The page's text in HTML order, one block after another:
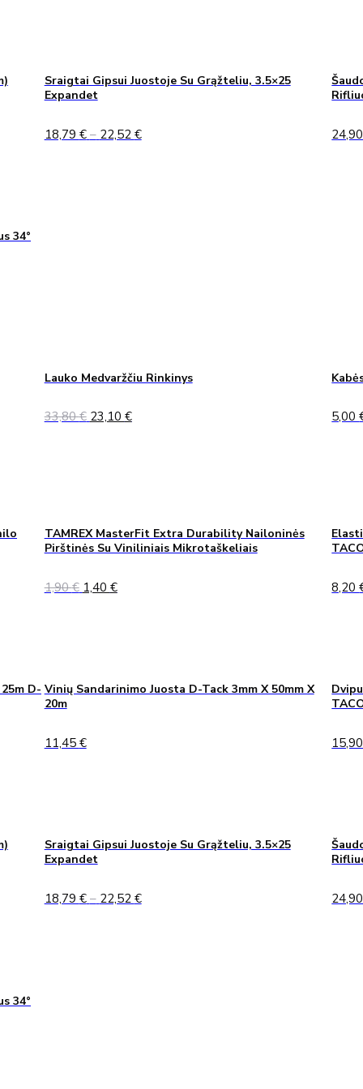
Sraigtai Gipsui Juostoje Su Grąžteliu, 3.5×25
Expandet
18,79 € – 22,52 €Price
34°
Lauko Medvaržčiu Rinkinys
33,80€ Original
23,10 €Current
5,00
TAMREX MasterFit Extra Durability Nailoninės
Pirštinės Su Viniliniais Mikrotaškeliais
1,90€ Original
1,40 €Current
8,20
D- Vinių Sandarinimo Juosta D-Tack 3mm X 50mm X
20m
11,45 €
Sraigtai Gipsui Juostoje Su Grąžteliu, 3.5×25
Expandet
18,79 € – 22,52 €Price
34°